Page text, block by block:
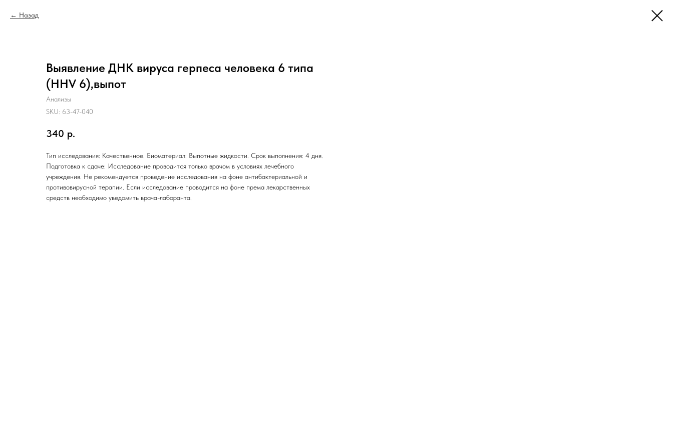
Назад
Выявление ДНК вируса герпеса человека 6 типа
(HHV 6),выпот
Анализы
SKU: 63-47-040
340 р.
Тип исследования: Качественное. Биоматериал: Выпотные жидкости. Срок выполнения: 4 дня.
Подготовка к сдаче: Исследование проводится только врачом в условиях лечебного
учреждения. Не рекомендуется проведение исследования на фоне антибактериальной и
противовирусной терапии. Если исследование проводится на фоне према лекарственных
средств необходимо уведомить врача-лаборанта.